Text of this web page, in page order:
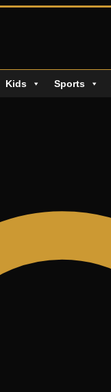
Kids Sports